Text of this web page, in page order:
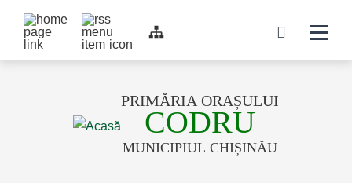
Top bar navigation icon
PRIMĂRIA ORAȘULUI
CODRU
MUNICIPIUL CHIȘINĂU